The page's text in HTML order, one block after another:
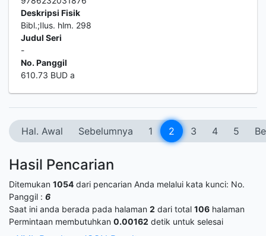
Deskripsi Fisik
Bibl.;Ilus. hlm. 298
Judul Seri
-
No. Panggil
610.73 BUD a
Hal. Awal Sebelumnya 1 2 3 4 5
Hasil Pencarian
Ditemukan 1054 dari pencarian Anda melalui kata kunci: No.
Panggil : 6
Saat ini anda berada pada halaman 2 dari total 106 halaman
Permintaan membutuhkan 0.00162 detik untuk selesai